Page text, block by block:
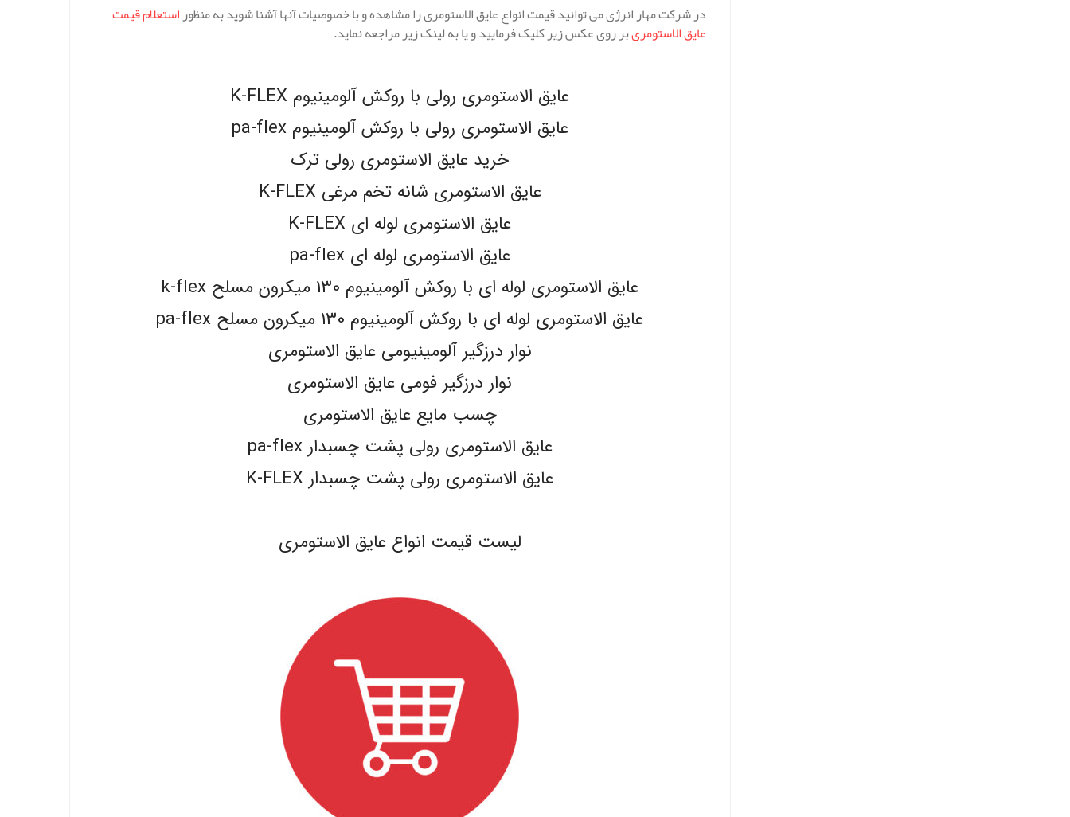
در شرکت مهار انرژی می توانید قیمت انواع عایق الاستومری را مشاهده و با خصوصیات آنها آشنا شوید به منظوراستعلام قیمت
عایق الاستومریبر روی عکس زیر کلیک فرمایید و یا به لینک زیر مراجعه نماید.
عایق الاستومری رولی با روکش آلومینیوم K-FLEX
عایق الاستومری رولی با روکش آلومینیوم pa-flex
خرید عایق الاستومری رولی ترک
عایق الاستومری شانه تخم مرغی K-FLEX
عایق الاستومری لوله ای K-FLEX
عایق الاستومری لوله ای pa-flex
عایق الاستومری لوله ای با روکش آلومینیوم 130 میکرون مسلح k-flex
عایق الاستومری لوله ای با روکش آلومینیوم 130 میکرون مسلح pa-flex
نوار درزگیر آلومینیومی عایق الاستومری
نوار درزگیر فومی عایق الاستومری
چسب مایع عایق الاستومری
عایق الاستومری رولی پشت چسبدار pa-flex
عایق الاستومری رولی پشت چسبدار K-FLEX
لیست قیمت انواع عایق الاستومری